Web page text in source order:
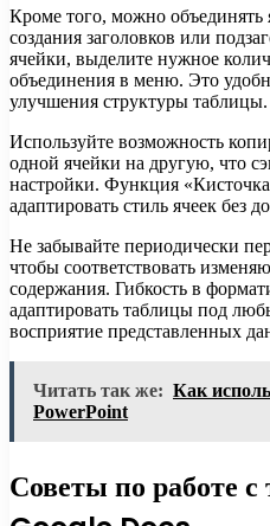
Кроме того, можно объединять
создания заголовков или
ячейки, выделите нужное
объединения в меню. Это
улучшения структуры таблицы.
Используйте возможность
одной ячейки на другую, что
настройки. Функция
адаптировать стиль ячеек без
Не забывайте периодически
чтобы соответствовать
содержания. Гибкость в
адаптировать таблицы под
восприятие представленных
Читать так же: Как
PowerPoint
Советы по работе